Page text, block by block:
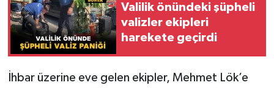
Valilik önündeki şüpheli
valizler ekipleri
harekete geçirdi
İhbar üzerine eve gelen ekipler, Mehmet Lök’e